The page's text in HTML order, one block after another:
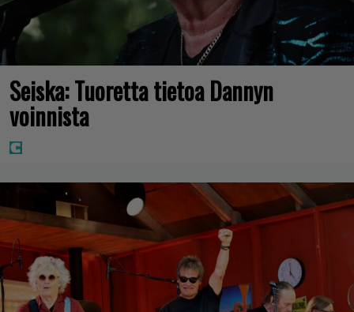
Seiska: Tuoretta tietoa Dannyn
voinnista